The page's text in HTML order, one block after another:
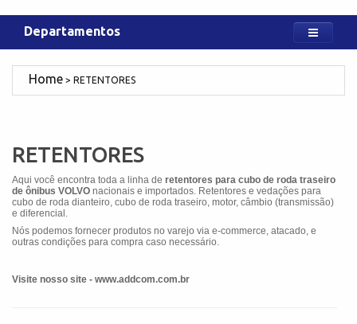
Departamentos
RETENTORES
RETENTORES
Aqui você encontra toda a linha de retentores para cubo de roda traseiro
de ônibus VOLVO nacionais e importados. Retentores e vedações para
cubo de roda dianteiro, cubo de roda traseiro, motor, câmbio (transmissão)
e diferencial.
Nós podemos fornecer produtos no varejo via e-commerce, atacado, e
outras condições para compra caso necessário.
Visite nosso site - www.addcom.com.br